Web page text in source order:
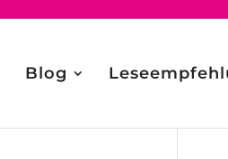
Blog